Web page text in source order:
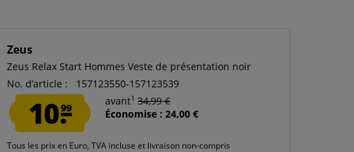
Zeus
Zeus Relax Start Hommes Veste de présentation noir
No. d’article :
157123550-157123539
10.99
avant1 34,99 €
Économise : 24,00 €
Tous les prix en Euro, TVA incluse et livraison non-compris